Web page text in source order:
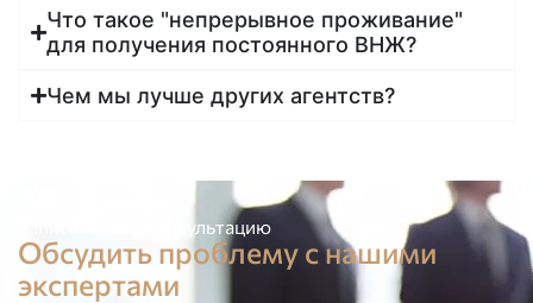
Что такое "непрерывное проживание"
для получения постоянного ВНЖ?
Чем мы лучше других агентств?
Записаться на консультацию
Обсудить проблему с нашими
экспертами